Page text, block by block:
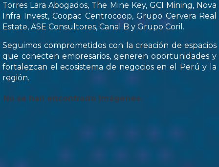
Torres Lara Abogados, The Mine Key, GCI Mining, Nova
Infra Invest, Coopac Centrocoop, Grupo Cervera Real
Estate, ASE Consultores, Canal B y Grupo Coril.
Seguimos comprometidos con la creación de espacios
que conecten empresarios, generen oportunidades y
fortalezcan el ecosistema de negocios en el Perú y la
región.
No se han encontrado imágenes.